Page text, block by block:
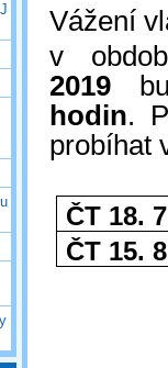
Vážení
v
2019
hodin.
probíhat
ČT 18.
ČT 15.